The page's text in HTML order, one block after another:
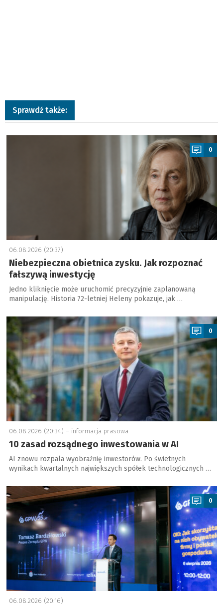
Sprawdź także:
a
0
06.08.2026 (20:37)
Niebezpieczna obietnica zysku. Jak rozpoznać
fałszywą inwestycję
Jedno kliknięcie może uruchomić precyzyjnie zaplanowaną
manipulację. Historia 72-letniej Heleny pokazuje, jak …
a
0
06.08.2026 (20:34) – informacja prasowa
10 zasad rozsądnego inwestowania w AI
AI znowu rozpala wyobraźnię inwestorów. Po świetnych
wynikach kwartalnych największych spółek technologicznych …
a
0
06.08.2026 (20:16)